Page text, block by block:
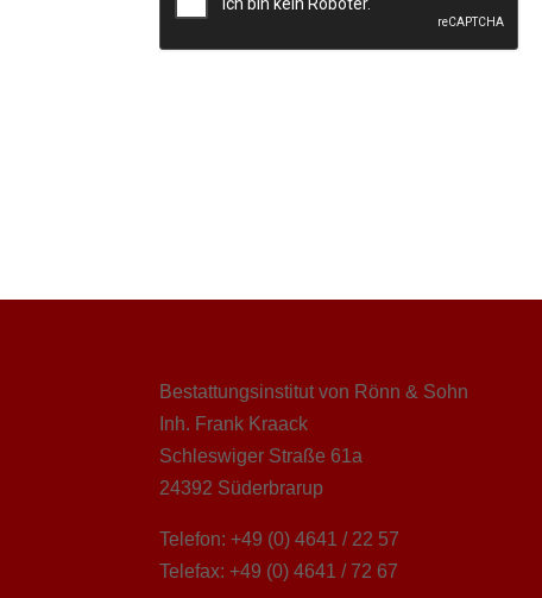
Bestattungsinstitut von Rönn & Sohn
Inh. Frank Kraack
Schleswiger Straße 61a
24392 Süderbrarup
Telefon: +49 (0) 4641 / 22 57
Telefax: +49 (0) 4641 / 72 67